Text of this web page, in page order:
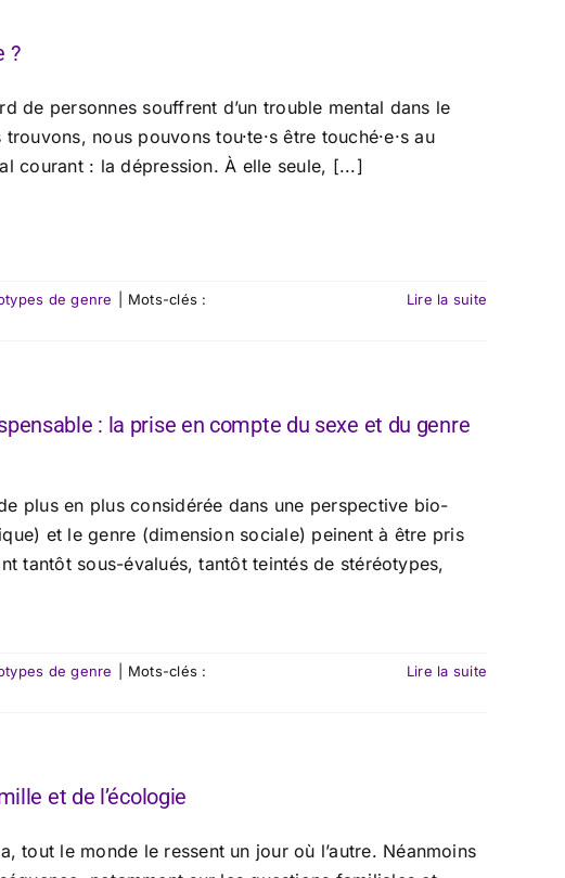
?
de personnes souffrent d’un trouble mental dans le
nous pouvons tou·te·s être touché·e·s au
courant : la dépression. À elle seule, [...]
de genre
Mots-clés :
Lire la suite
: la prise en compte du sexe et du genre
plus en plus considérée dans une perspective bio-
et le genre (dimension sociale) peinent à être pris
tantôt sous-évalués, tantôt teintés de stéréotypes,
de genre
Mots-clés :
Lire la suite
et de l’écologie
tout le monde le ressent un jour où l’autre. Néanmoins